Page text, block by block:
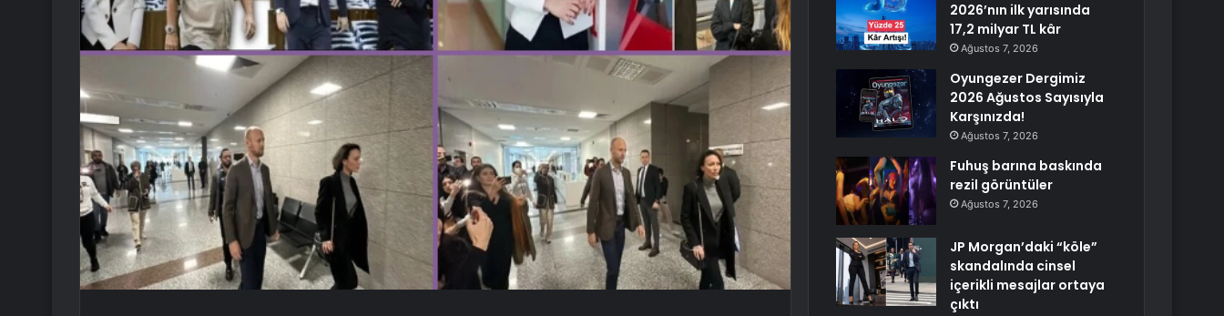
2026’nın ilk yarısında
17,2 milyar TL kâr
Ağustos 7, 2026
Oyungezer Dergimiz
2026 Ağustos Sayısıyla
Karşınızda!
Ağustos 7, 2026
Fuhuş barına baskında
rezil görüntüler
Ağustos 7, 2026
JP Morgan’daki “köle”
skandalında cinsel
içerikli mesajlar ortaya
çıktı